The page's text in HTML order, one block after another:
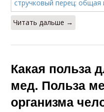
Читать дальше →
Какая польза
мед. Польза
организма